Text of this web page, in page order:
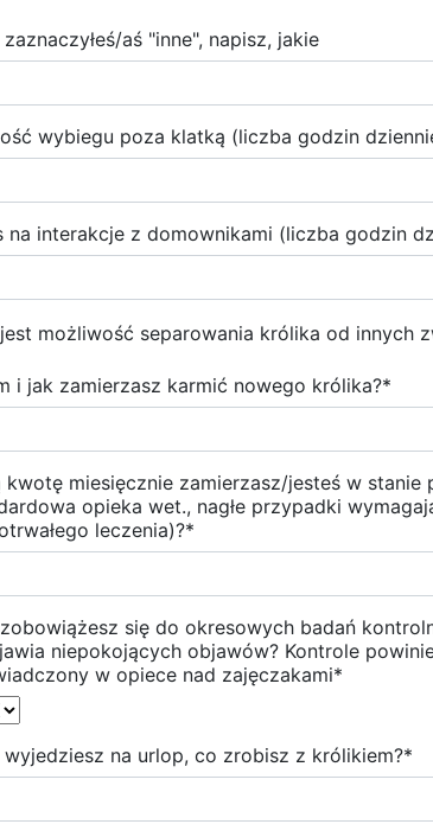
aś "inne", napisz, jakie
wybiegu poza klatką (liczba godzin
na interakcje z domownikami (liczba godzin
możliwość separowania królika od innych
i jak zamierzasz karmić nowego królika?*
kwotę miesięcznie zamierzasz/jesteś w
opieka wet., nagłe przypadki
leczenia)?*
się do okresowych badań
niepokojących objawów? Kontrole
w opiece nad zajęczakami*
wyjedziesz na urlop, co zrobisz z królikiem?*